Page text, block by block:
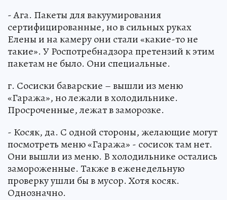
- Ага. Пакеты для вакуумирования
сертифицированные, но в сильных руках
Елены и на камеру они стали «какие-то не
такие». У Роспотребнадзора претензий к этим
пакетам не было. Они специальные.
г. Сосиски баварские – вышли из меню
«Гаража», но лежали в холодильнике.
Просроченные, лежат в заморозке.
- Косяк, да. С одной стороны, желающие могут
посмотреть меню «Гаража» - сосисок там нет.
Они вышли из меню. В холодильнике остались
замороженные. Также в еженедельную
проверку ушли бы в мусор. Хотя косяк.
Однозначно.